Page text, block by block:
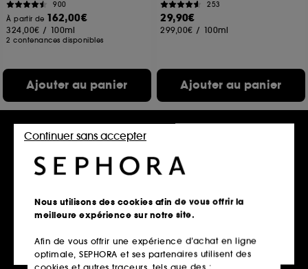
900
À partir de 162,00€
324,00€ / 100ml
2 contenances disponibles
Ajouter au panier
253
29,90€
299,00€ / 100ml
Ajouter au panier
LACOSTE
Touch of Pink
TOM FORD
Figue Érotique
Eau de Parfum
Nous utilisons des cookies afin de vous offrir la
meilleure expérience sur notre site.
Afin de vous offrir une expérience d’achat en ligne
optimale, SEPHORA et ses partenaires utilisent des
cookies et autres traceurs, tels que des :
Continuer sans accepter